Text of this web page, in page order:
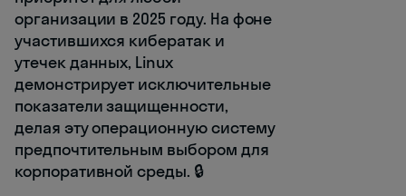
организации в 2025 году. На фоне
участившихся кибератак и
утечек данных, Linux
демонстрирует исключительные
показатели защищенности,
делая эту операционную систему
предпочтительным выбором для
корпоративной среды. 🔒